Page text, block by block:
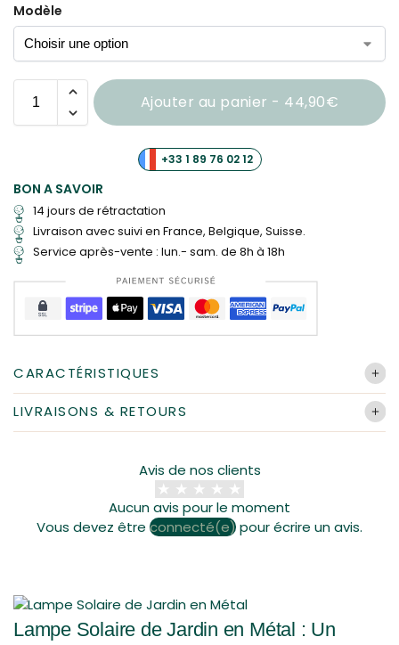
Modèle
Ajouter au panier - 44,90€
+33 1 89 76 02 12
BON A SAVOIR
14 jours de rétractation
Livraison avec suivi en France, Belgique, Suisse.
Service après-vente : lun.- sam. de 8h à 18h
CARACTÉRISTIQUES
Modèle :Flamme, Soleil, Fée
Taille :76cm
LIVRAISONS & RETOURS
Toutes les commandes sont préparées et expédiées par
et jours fériés), pouvant prendre jusqu'à 72h en période
d'affluence. Nos colis arrivent généralement sous 8 jours
ouvrés, mais les délais de livraison partout dans le monde
peuvent prendre jusqu'à 15 jours ouvrés.
nous ne pouvons malheureusement pas vous proposer de
remboursement ou d'échange.
Avis de nos clients
Aucun avis pour le moment
Vous devez être connecté(e)pour écrire un avis.
Lampe Solaire de Jardin en Métal : Un